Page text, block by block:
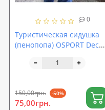
0
Туристическая сидушка
(пенопопа) OSPORT Decor
150,00грн. -50%
75,00грн.